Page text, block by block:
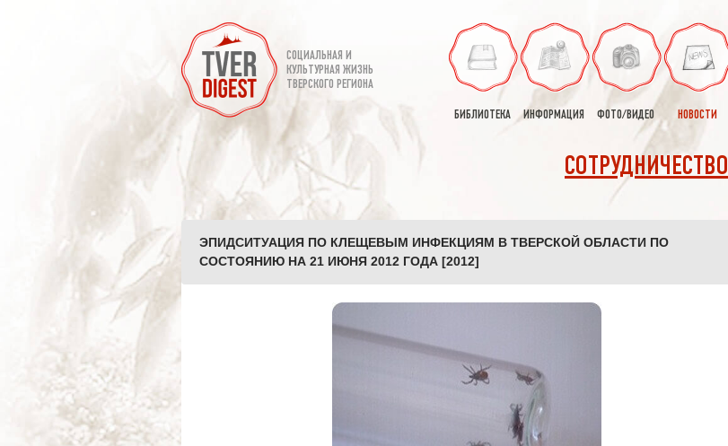
СОЦИАЛЬНАЯ И
КУЛЬТУРНАЯ ЖИЗНЬ
ТВЕРСКОГО РЕГИОНА
БИБЛИОТЕКА ИНФОРМАЦИЯ ФОТО/ВИДЕО НОВОСТИ
СОТРУДНИЧЕСТВО
ЭПИДСИТУАЦИЯ ПО КЛЕЩЕВЫМ ИНФЕКЦИЯМ В ТВЕРСКОЙ ОБЛАСТИ ПО
СОСТОЯНИЮ НА 21 ИЮНЯ 2012 ГОДА [2012]